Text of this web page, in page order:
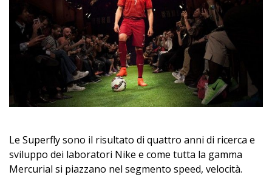
Le Superfly sono il risultato di quattro anni di ricerca e
sviluppo dei laboratori Nike e come tutta la gamma
Mercurial si piazzano nel segmento speed, velocità.